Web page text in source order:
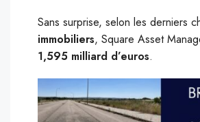
Sans surprise, selon les derniers
immobiliers, Square Asset
1,595 milliard d’euros.